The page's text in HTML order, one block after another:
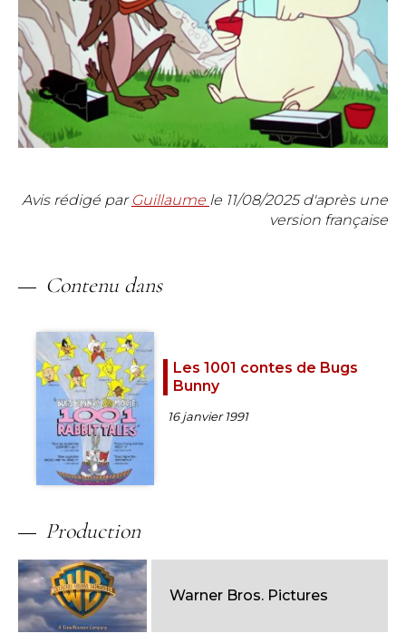
Avis rédigé par Guillaume le 11/08/2025d'après une
version française
Contenu dans
Les 1001 contes de Bugs
Bunny
16 janvier 1991
Production
Warner Bros. Pictures